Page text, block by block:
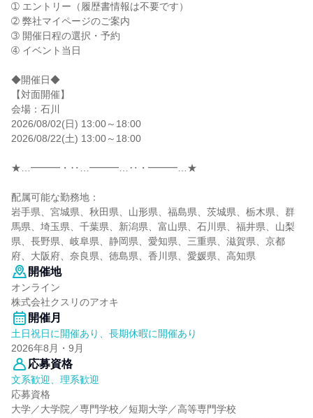
➀ エントリー（履歴書情報は不要です）
➁ 弊社マイページのご案内
➂ 開催日程の選択・予約
➃ イベント当日
◆開催日◆
【対面開催】
会場：石川
2026/08/02(日) 13:00～18:00
2026/08/22(土) 13:00～18:00
★…━━━・‥…━━━…‥・━━━…★
配属可能な勤務地：
岩手県、宮城県、秋田県、山形県、福島県、茨城県、栃木県、群
馬県、埼玉県、千葉県、新潟県、富山県、石川県、福井県、山梨
県、長野県、岐阜県、静岡県、愛知県、三重県、滋賀県、京都
府、大阪府、奈良県、徳島県、香川県、愛媛県、高知県
開催地
オンライン
株式会社クスリのアオキ
開催月
土日祝日に開催あり、長期休暇に開催あり
2026年8月・9月
応募資格
文系歓迎、理系歓迎
応募資格
大学／大学院／専門学校／短期大学／高等専門学校